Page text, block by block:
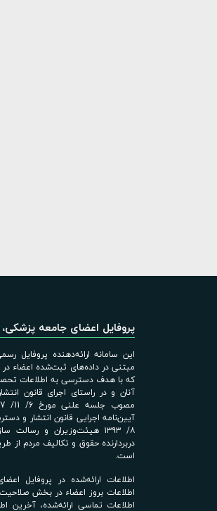
پروفایل اعضای جامعه پزشکی،
این سامانه ارائه‌دهنده پروفایل
مبتنی در داده‌های ثبت‌شده اعضاء
که با هدف دسترسی به اطلاعات
آنان و در راستای اجرای قانون
۸/ ۱۳۹۳ هیئت‌وزیران و
دربردارنده حقوق و تکالیف مردم از
است.
اطلاعات ارائه‌شده در پروفایل
اطلاعات بروز اعضاء در بخش
اطلاعات تماسی ارائه‌شده، آخرین